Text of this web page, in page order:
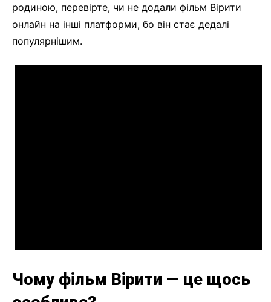
родиною, перевірте, чи не додали фільм Вірити
онлайн на інші платформи, бо він стає дедалі
популярнішим.
Чому фільм Вірити — це щось